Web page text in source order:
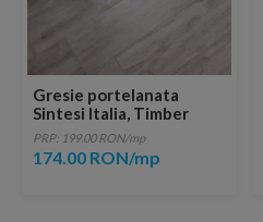
Gresie portelanata
Sintesi Italia, Timber
Bianco 80,2x20,2 cm
PRP: 199.00 RON/mp
174.00 RON/mp